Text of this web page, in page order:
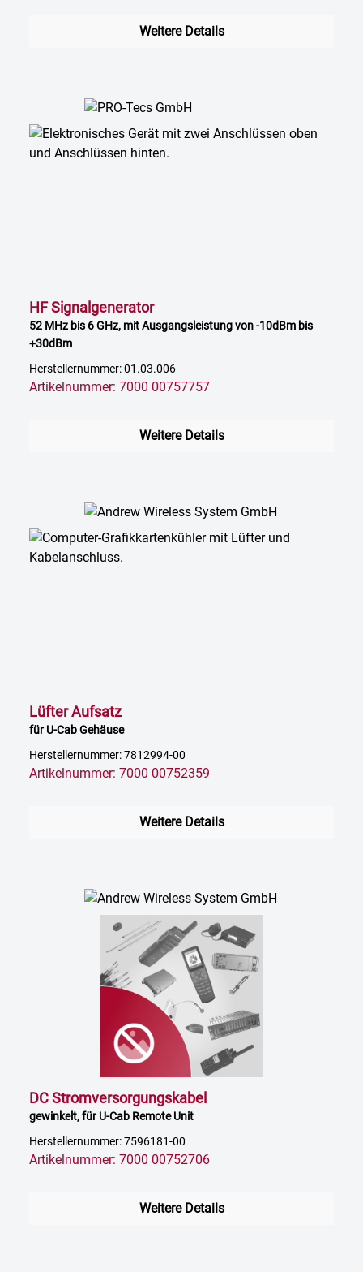
Weitere Details
HF Signalgenerator
52 MHz bis 6 GHz, mit Ausgangsleistung von -10dBm bis
+30dBm
Herstellernummer: 01.03.006
Artikelnummer: 7000 00757757
Weitere Details
Lüfter Aufsatz
für U-Cab Gehäuse
Herstellernummer: 7812994-00
Artikelnummer: 7000 00752359
Weitere Details
DC Stromversorgungskabel
gewinkelt, für U-Cab Remote Unit
Herstellernummer: 7596181-00
Artikelnummer: 7000 00752706
Weitere Details